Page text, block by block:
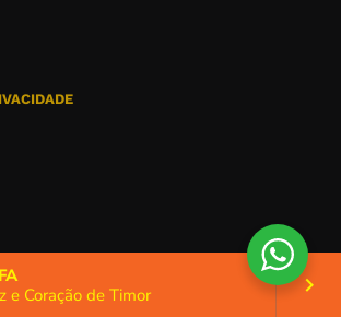
e Coração de Timor
keyboard_arrow_right